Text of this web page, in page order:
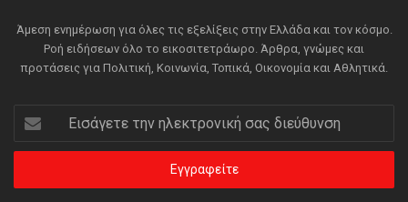
Άμεση ενημέρωση για όλες τις εξελίξεις στην Ελλάδα και τον κόσμο.
Ροή ειδήσεων όλο το εικοσιτετράωρο. Άρθρα, γνώμες και
προτάσεις για Πολιτική, Κοινωνία, Τοπικά, Οικονομία και Αθλητικά.
Εισάγετε
την
ηλεκτρονική
διεύθυνση